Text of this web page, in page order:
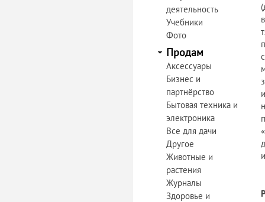
деятельность
Учебники
Фото
Продам
Аксессуары
Бизнес и
партнёрство
Бытовая техника и
электроника
Все для дачи
Другое
Животные и
растения
Журналы
Здоровье и